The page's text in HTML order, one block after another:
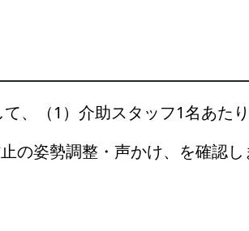
、（1）介助スタッフ1名あた
の姿勢調整・声かけ、を確認